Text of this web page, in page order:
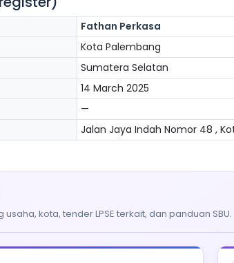
Fathan Perkasa
Kota Palembang
Sumatera Selatan
14 March 2025
—
Jalan Jaya Indah Nomor 48 ,
kota, tender LPSE terkait, dan panduan SBU.